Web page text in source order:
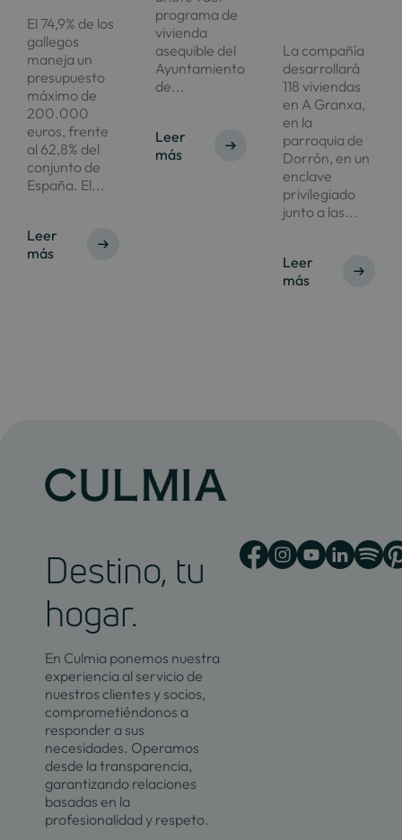
El 74,9% de los
gallegos
maneja un
presupuesto
máximo de
200.000
euros, frente
al 62,8% del
conjunto de
España. El...
Leer
más
programa de
vivienda
asequible del
Ayuntamiento
de...
Leer
más
La compañía
desarrollará
118 viviendas
en A Granxa,
en la
parroquia de
Dorrón, en un
enclave
privilegiado
junto a las...
Leer
más
Destino, tu
hogar.
En Culmia ponemos nuestra
experiencia al servicio de
nuestros clientes y socios,
comprometiéndonos a
responder a sus
necesidades. Operamos
desde la transparencia,
garantizando relaciones
basadas en la
profesionalidad y respeto.